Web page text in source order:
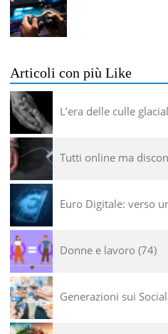
Articoli con più Like
L’era delle culle
Tutti online ma
Euro Digitale: verso
Donne e lavoro 74
Generazioni sui Social